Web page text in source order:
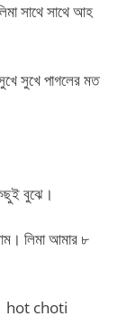
সাথে সাথে আহ
সুখে পাগলের মত
বুঝে।
লিমা আমার ৮
hot choti